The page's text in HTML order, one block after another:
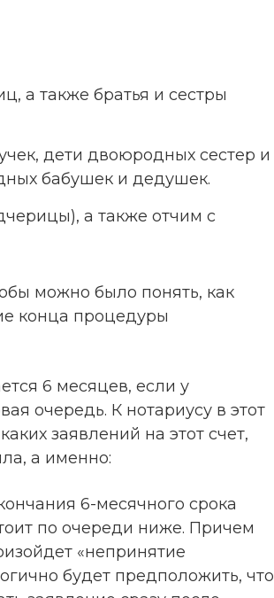
а также братья и сестры
дети двоюродных сестер и
бабушек и дедушек.
а также отчим с
можно было понять, как
конца процедуры
6 месяцев, если у
очередь. К нотариусу в этот
заявлений на этот счет,
а именно:
6-месячного срока
по очереди ниже. Причем
«непринятие
будет предположить, что